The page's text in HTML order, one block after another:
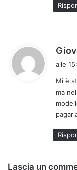
alle
Mi è
ma
Lascia un